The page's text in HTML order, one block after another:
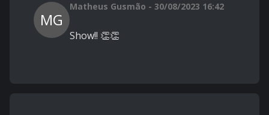
MG
Matheus Gusmão - 30/08/2023 16:42
Show!! 👏👏